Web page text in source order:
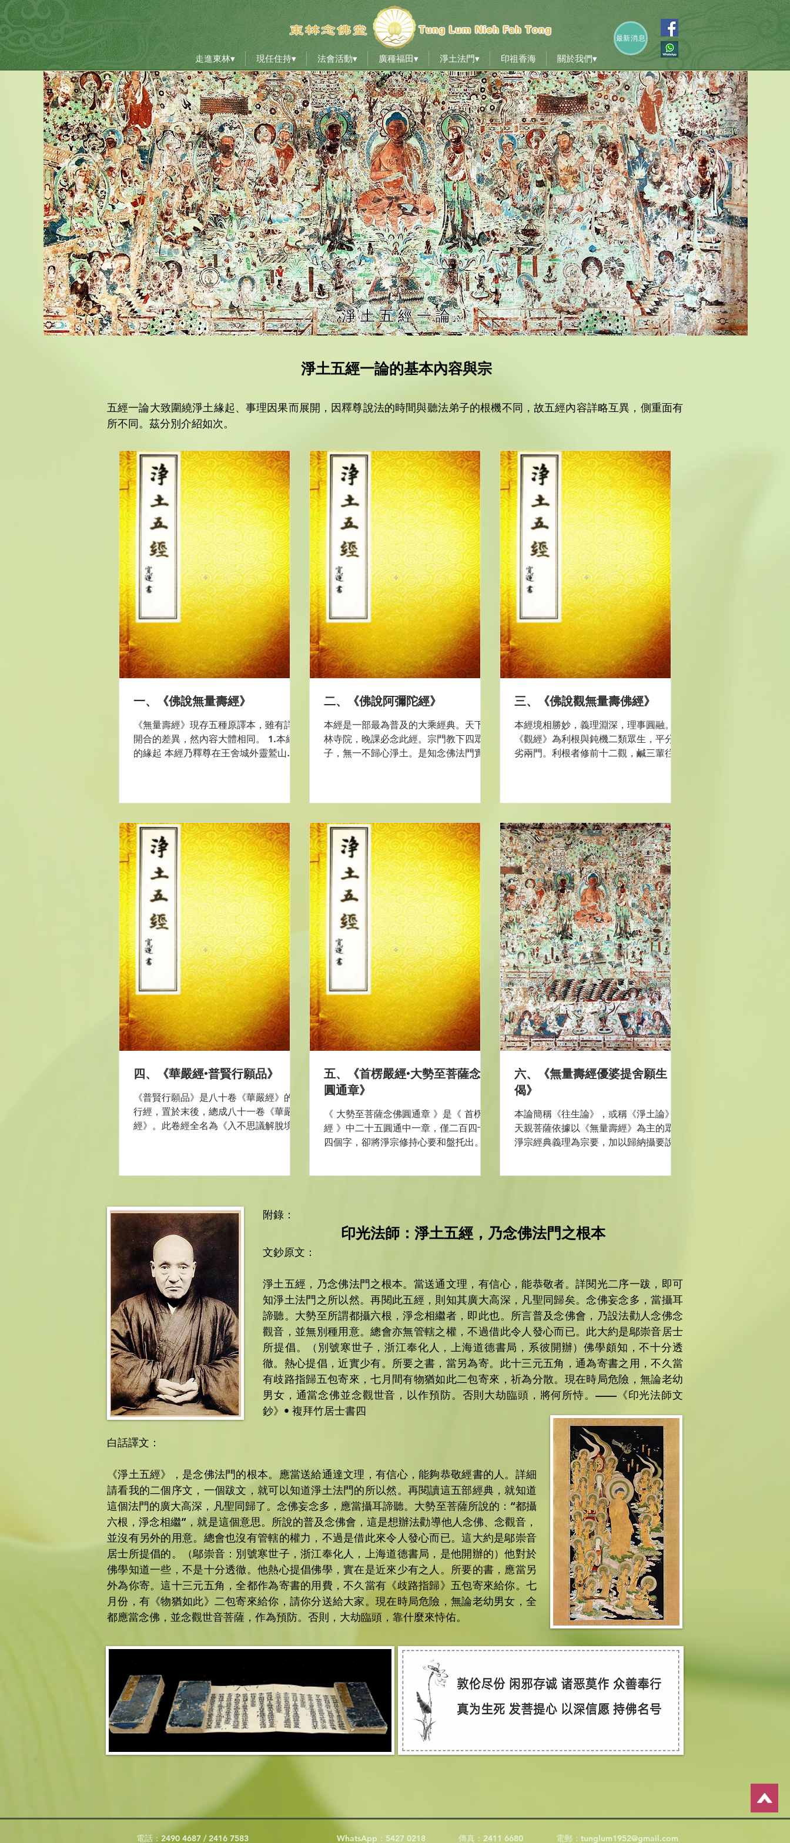
走進東林▾ 現任住持▾ 法會活動▾ 廣種福田▾ 淨土法門▾ 印祖香海 關於我們▾
走進東林▾ 現任住持▾ 法會活動▾ 廣種福田▾ 淨土法門▾ 印祖香海 關於我們▾
最新消息
淨 土 五 經 一 論
淨土五經一論的基本內容與宗
五經一論大致圍繞淨土緣起、事理因果而展開，因釋尊說法的時間與聽法弟子的根機不同，故五經內容詳略互異，側重面有
所不同。茲分別介紹如次。
一、《佛說無量壽經》
《無量壽經》現存五種原譯本，雖有詳略
開合的差異，然內容大體相同。 1.本經
的緣起 本經乃釋尊在王舍城外靈鷲山中
量無邊菩薩，皆來集會。...
二、《佛說阿彌陀經》
本經是一部最為普及的大乘經典。天下叢
林寺院，晚課必念此經。宗門教下四眾弟
子，無一不歸心淨土。是知念佛法門實乃
千二百五十比丘，文...
三、《佛說觀無量壽佛經》
本經境相勝妙，義理淵深，理事圓融。
《觀經》為利根與鈍機二類眾生，平分勝
劣兩門。利根者修前十二觀，鹹三輩往
航。茲簡介如次。...
四、《華嚴經•普賢行願品》
《普賢行願品》是八十卷《華嚴經》的別
行經，置於末後，總成八十一卷《華嚴
經》。此卷經全名為《入不思議解脫境界
五、《首楞嚴經•大勢至菩薩念佛
圓通章》
《 大勢至菩薩念佛圓通章 》是《 首楞嚴
經 》中二十五圓通中一章，僅二百四十
四個字，卻將淨宗修持心要和盤托出。《
六、《無量壽經優婆提舍願生
偈》
本論簡稱《往生論》，或稱《淨土論》，
天親菩薩依據以《無量壽經》為主的眾多
淨宗經典義理為宗要，加以歸納攝要說
附錄：
印光法師：淨土五經，乃念佛法門之根本
文鈔原文：
淨土五經，乃念佛法門之根本。當送通文理，有信心，能恭敬者。詳閱光二序一跋，即可
知淨土法門之所以然。再閱此五經，則知其廣大高深，凡聖同歸矣。念佛妄念多，當攝耳
諦聽。大勢至所謂都攝六根，淨念相繼者，即此也。所言普及念佛會，乃設法勸人念佛念
觀音，並無別種用意。總會亦無管轄之權，不過借此令人發心而已。此大約是鄔崇音居士
所提倡。（別號寒世子，浙江奉化人，上海道德書局，系彼開辦）佛學頗知，不十分透
徹。熱心提倡，近實少有。所要之書，當另為寄。此十三元五角，通為寄書之用，不久當
有歧路指歸五包寄來，七月間有物猶如此二包寄來，祈為分散。現在時局危險，無論老幼
男女，通當念佛並念觀世音，以作預防。否則大劫臨頭，將何所恃。——《印光法師文
鈔》• 複拜竹居士書四
白話譯文：
《淨土五經》，是念佛法門的根本。應當送給通達文理，有信心，能夠恭敬經書的人。詳細
請看我的二個序文，一個跋文，就可以知道淨土法門的所以然。再閱讀這五部經典，就知道
這個法門的廣大高深，凡聖同歸了。念佛妄念多，應當攝耳諦聽。大勢至菩薩所說的：“都攝
六根，淨念相繼”，就是這個意思。所說的普及念佛會，這是想辦法勸導他人念佛、念觀音，
並沒有另外的用意。總會也沒有管轄的權力，不過是借此來令人發心而已。這大約是鄔崇音
居士所提倡的。（鄔崇音：別號寒世子，浙江奉化人，上海道德書局，是他開辦的）他對於
佛學知道一些，不是十分透徹。他熱心提倡佛學，實在是近來少有之人。所要的書，應當另
外為你寄。這十三元五角，全都作為寄書的用費，不久當有《歧路指歸》五包寄來給你。七
月份，有《物猶如此》二包寄來給你，請你分送給大家。現在時局危險，無論老幼男女，全
都應當念佛，並念觀世音菩薩，作為預防。否則，大劫臨頭，靠什麼來恃佑。
電話：2490 4687 / 2416 7583 WhatsApp：5427 0218 傳真：2411 6680 電郵： tunglum1952@gmail.com